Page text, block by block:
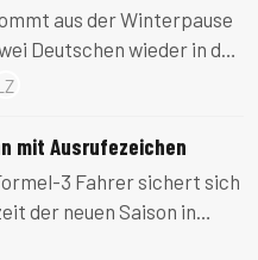
aus der Winterpause
Deutschen wieder in der
mit Ausrufezeichen
3 Fahrer sichert sich
der neuen Saison in